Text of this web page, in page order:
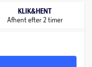
KLIK&HENT
Afhent efter 2 timer